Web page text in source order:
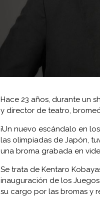
Hace 23 años, durante un
y director de teatro,
¡Un nuevo escándalo en
las olimpiadas de Japón,
una broma grabada en
Se trata de Kentaro
inauguración de los
su cargo por las bromas y